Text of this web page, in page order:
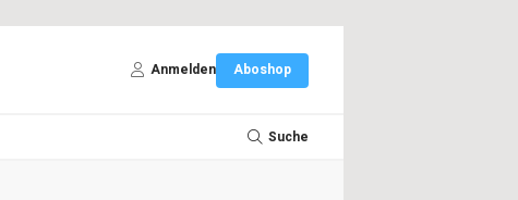
Anmelden Aboshop
Suche